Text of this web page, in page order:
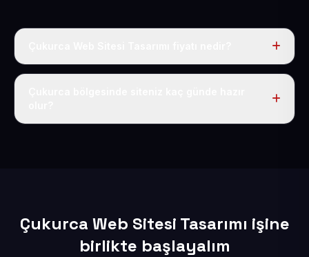
Tek fiyat uygulanır: yıllık 50 USD + KDV. Bu bedele alan
Çukurca Web Sitesi Tasarımı işine
birlikte başlayalım